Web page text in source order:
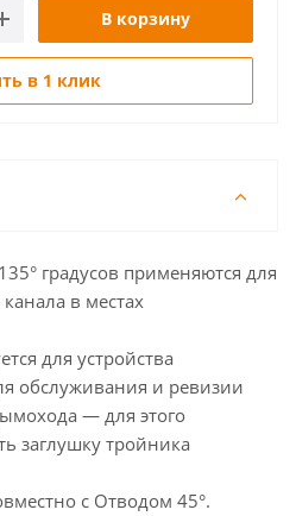
В корзину
в 1 клик
градусов применяются для
в местах
для устройства
обслуживания и ревизии
— для этого
заглушку тройника
с Отводом 45°.